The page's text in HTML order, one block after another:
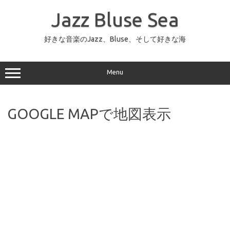
ッ
プ
Jazz Bluse Sea
好きな音楽のJazz、Bluse、そして好きな海
Menu
GOOGLE MAPで地図表示